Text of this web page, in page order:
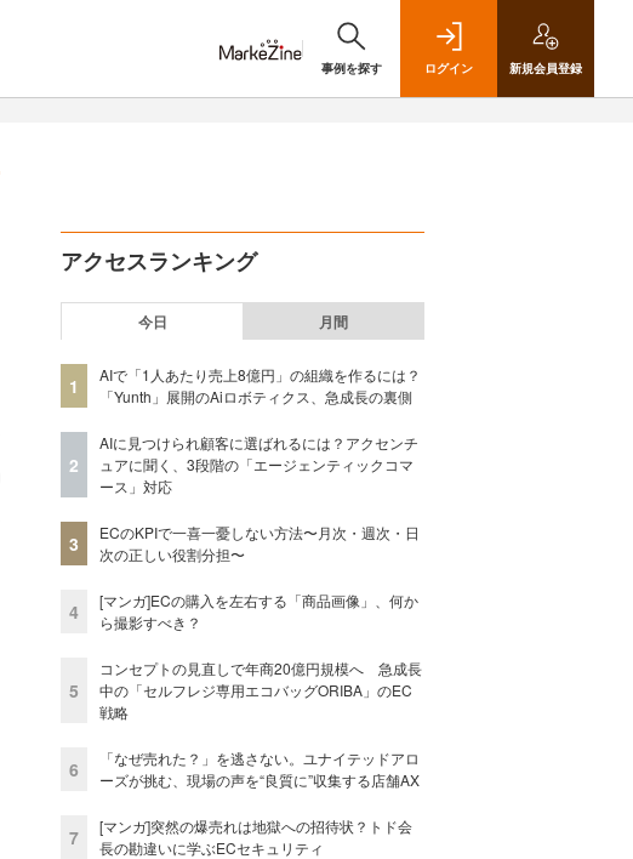
事例を探す ログイン 新規会員登録
アクセスランキング
今日 月間
1
AIで「1人あたり売上8億円」の組織を作るには？
「Yunth」展開のAiロボティクス、急成長の裏側
2
AIに見つけられ顧客に選ばれるには？アクセンチ
ュアに聞く、3段階の「エージェンティックコマ
ース」対応
3
ECのKPIで一喜一憂しない方法〜月次・週次・日
次の正しい役割分担〜
4
[マンガ]ECの購入を左右する「商品画像」、何か
ら撮影すべき？
5
コンセプトの見直しで年商20億円規模へ 急成長
中の「セルフレジ専用エコバッグORIBA」のEC
戦略
6
「なぜ売れた？」を逃さない。ユナイテッドアロ
ーズが挑む、現場の声を“良質に”収集する店舗AX
7
[マンガ]突然の爆売れは地獄への招待状？トド会
長の勘違いに学ぶECセキュリティ